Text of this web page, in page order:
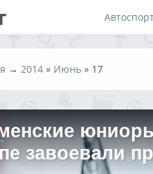
→ 2014 » Июнь » 17
завоевали